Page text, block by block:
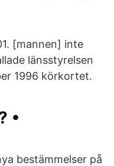
[mannen] inte
länsstyrelsen
1996 körkortet.
•
bestämmelser på